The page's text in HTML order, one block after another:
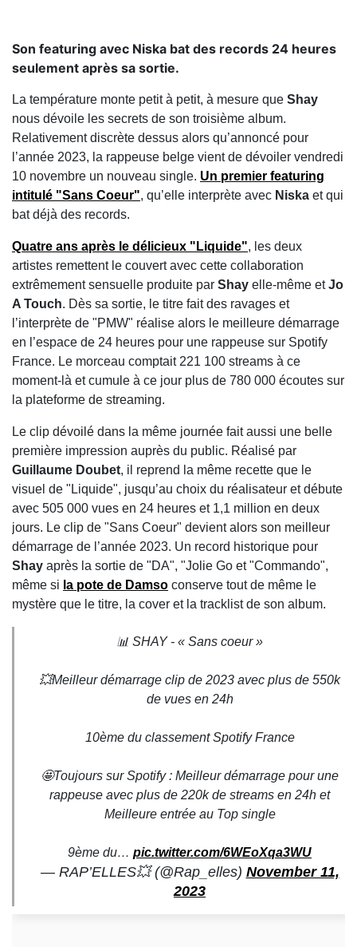
Son featuring avec Niska bat des records 24 heures
seulement après sa sortie.
La température monte petit à petit, à mesure que Shay
nous dévoile les secrets de son troisième album.
Relativement discrète dessus alors qu’annoncé pour
l’année 2023, la rappeuse belge vient de dévoiler vendredi
10 novembre un nouveau single. Un premier featuring
intitulé "Sans Coeur", qu’elle interprète avec Niska et qui
bat déjà des records.
Quatre ans après le délicieux "Liquide", les deux
artistes remettent le couvert avec cette collaboration
extrêmement sensuelle produite par Shay elle-même etJo
A Touch. Dès sa sortie, le titre fait des ravages et
l’interprète de "PMW" réalise alors le meilleure démarrage
en l’espace de 24 heures pour une rappeuse sur Spotify
France. Le morceau comptait 221 100 streams à ce
moment-là et cumule à ce jour plus de 780 000 écoutes sur
la plateforme de streaming.
Le clip dévoilé dans la même journée fait aussi une belle
première impression auprès du public. Réalisé par
Guillaume Doubet, il reprend la même recette que le
visuel de "Liquide", jusqu’au choix du réalisateur et débute
avec 505 000 vues en 24 heures et 1,1 million en deux
jours. Le clip de "Sans Coeur" devient alors son meilleur
démarrage de l’année 2023. Un record historique pour
Shay après la sortie de "DA", "Jolie Go et "Commando",
même si la pote de Damso conserve tout de même le
mystère que le titre, la cover et la tracklist de son album.
📊 SHAY - « Sans coeur »
💥Meilleur démarrage clip de 2023 avec plus de 550k
de vues en 24h
10ème du classement Spotify France
🤩Toujours sur Spotify : Meilleur démarrage pour une
rappeuse avec plus de 220k de streams en 24h et
Meilleure entrée au Top single
9ème du… pic.twitter.com/6WEoXqa3WU
— RAP’ELLES💥 (@Rap_elles) November 11,
2023